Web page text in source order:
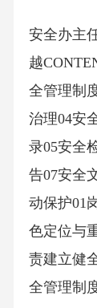
安全办主
越
全管理制
治理04安
录05安全
告07安全
动保护01
色定位与
责建立健
全管理制